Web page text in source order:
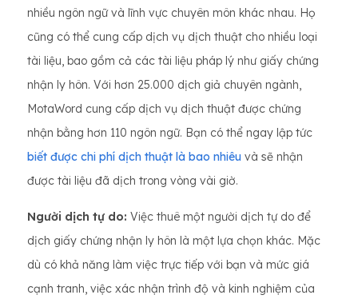
nhiều ngôn ngữ và lĩnh vực chuyên môn khác nhau. Họ
cũng có thể cung cấp dịch vụ dịch thuật cho nhiều loại
tài liệu, bao gồm cả các tài liệu pháp lý như giấy chứng
nhận ly hôn. Với hơn 25.000 dịch giả chuyên ngành,
MotaWord cung cấp dịch vụ dịch thuật được chứng
nhận bằng hơn 110 ngôn ngữ. Bạn có thể ngay lập tức
biết được chi phí dịch thuật là bao nhiêu và sẽ nhận
được tài liệu đã dịch trong vòng vài giờ.
Người dịch tự do: Việc thuê một người dịch tự do để
dịch giấy chứng nhận ly hôn là một lựa chọn khác. Mặc
dù có khả năng làm việc trực tiếp với bạn và mức giá
cạnh tranh, việc xác nhận trình độ và kinh nghiệm của